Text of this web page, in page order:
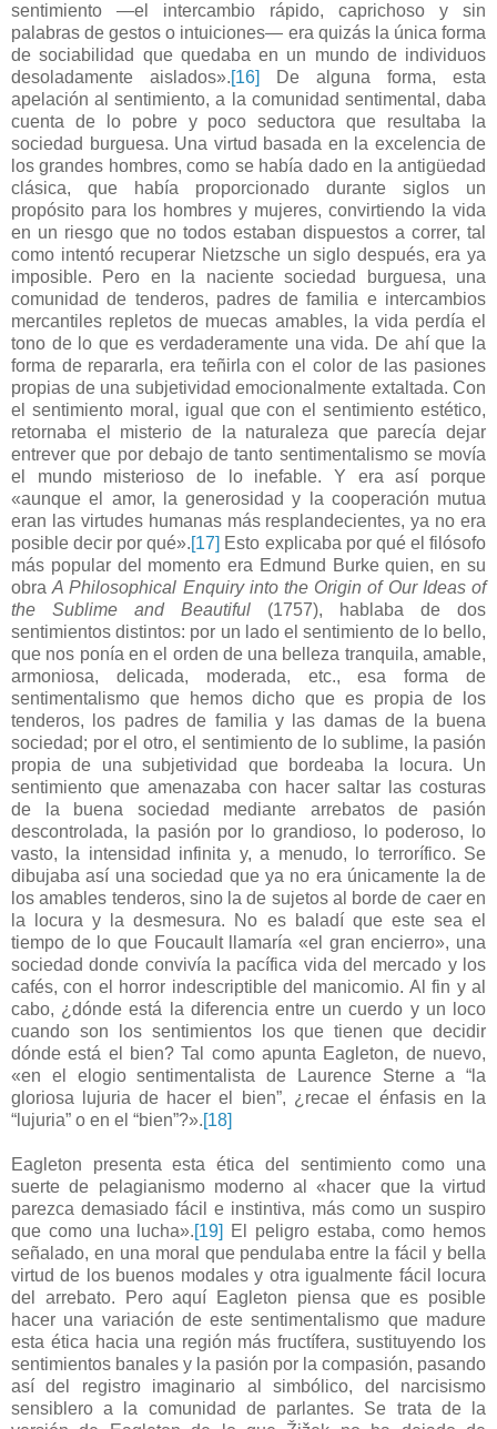
sentimiento —el intercambio rápido, caprichoso y sin
palabras de gestos o intuiciones— era quizás la única forma
de sociabilidad que quedaba en un mundo de individuos
desoladamente aislados».[16]
De alguna forma, esta
apelación al sentimiento, a la comunidad sentimental, daba
cuenta de lo pobre y poco seductora que resultaba la
sociedad burguesa. Una virtud basada en la excelencia de
los grandes hombres, como se había dado en la antigüedad
clásica, que había proporcionado durante siglos un
propósito para los hombres y mujeres, convirtiendo la vida
en un riesgo que no todos estaban dispuestos a correr, tal
como intentó recuperar Nietzsche un siglo después, era ya
imposible. Pero en la naciente sociedad burguesa, una
comunidad de tenderos, padres de familia e intercambios
mercantiles repletos de muecas amables, la vida perdía el
tono de lo que es verdaderamente una vida. De ahí que la
forma de repararla, era teñirla con el color de las pasiones
propias de una subjetividad emocionalmente extaltada. Con
el sentimiento moral, igual que con el sentimiento estético,
retornaba el misterio de la naturaleza que parecía dejar
entrever que por debajo de tanto sentimentalismo se movía
el mundo misterioso de lo inefable. Y era así porque
«aunque el amor, la generosidad y la cooperación mutua
eran las virtudes humanas más resplandecientes, ya no era
posible decir por qué».[17] Esto explicaba por qué el filósofo
más popular del momento era Edmund Burke quien, en su
obraA Philosophical Enquiry into the Origin of Our Ideas of
the Sublime and Beautiful (1757), hablaba de dos
sentimientos distintos: por un lado el sentimiento de lo bello,
que nos ponía en el orden de una belleza tranquila, amable,
armoniosa, delicada, moderada, etc., esa forma de
sentimentalismo que hemos dicho que es propia de los
tenderos, los padres de familia y las damas de la buena
sociedad; por el otro, el sentimiento de lo sublime, la pasión
propia de una subjetividad que bordeaba la locura. Un
sentimiento que amenazaba con hacer saltar las costuras
de la buena sociedad mediante arrebatos de pasión
descontrolada, la pasión por lo grandioso, lo poderoso, lo
vasto, la intensidad infinita y, a menudo, lo terrorífico. Se
dibujaba así una sociedad que ya no era únicamente la de
los amables tenderos, sino la de sujetos al borde de caer en
la locura y la desmesura. No es baladí que este sea el
tiempo de lo que Foucault llamaría «el gran encierro», una
sociedad donde convivía la pacífica vida del mercado y los
cafés, con el horror indescriptible del manicomio. Al fin y al
cabo, ¿dónde está la diferencia entre un cuerdo y un loco
cuando son los sentimientos los que tienen que decidir
dónde está el bien? Tal como apunta Eagleton, de nuevo,
«en el elogio sentimentalista de Laurence Sterne a “la
gloriosa lujuria de hacer el bien”, ¿recae el énfasis en la
“lujuria” o en el “bien”?».[18]
Eagleton presenta esta ética del sentimiento como una
suerte de pelagianismo moderno al «hacer que la virtud
parezca demasiado fácil e instintiva, más como un suspiro
que como una lucha».[19]
El peligro estaba, como hemos
señalado, en una moral que pendulaba entre la fácil y bella
virtud de los buenos modales y otra igualmente fácil locura
del arrebato. Pero aquí Eagleton piensa que es posible
hacer una variación de este sentimentalismo que madure
esta ética hacia una región más fructífera, sustituyendo los
sentimientos banales y la pasión por la compasión, pasando
así del registro imaginario al simbólico, del narcisismo
sensiblero a la comunidad de parlantes. Se trata de la